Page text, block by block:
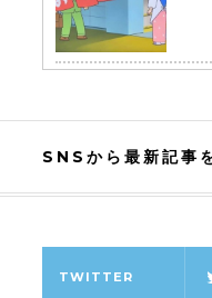
SNSから最新記事
TWITTER